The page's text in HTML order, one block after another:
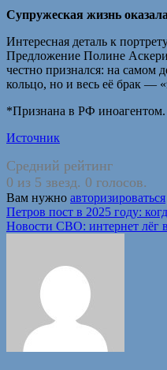
Супружеская жизнь
Интересная деталь к
Предложение Полине Аскери
честно признался: на самом
кольцо, но и весь её брак —
*Признана в РФ иноагентом.
Источник
Средний рейтинг
0 из 5 звезд. 0 голосов.
Вам нужно авторизироваться
Навигация
по
Петров пост в 2025 году:
Новости СВО: интернет лёг